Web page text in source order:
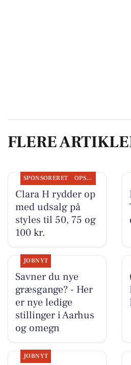
FLERE
SPONSORERET OPSLAGSTAVLEN
Clara H rydder op
med udsalg på
styles til 50, 75 og
100 kr.
JOBNYT
Savner du nye
græsgange? - Her
er nye ledige
stillinger i Aarhus
og omegn
JOBNYT